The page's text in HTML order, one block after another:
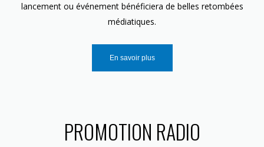
lancement ou événement bénéficiera de belles retombées
médiatiques.
En savoir plus
PROMOTION RADIO